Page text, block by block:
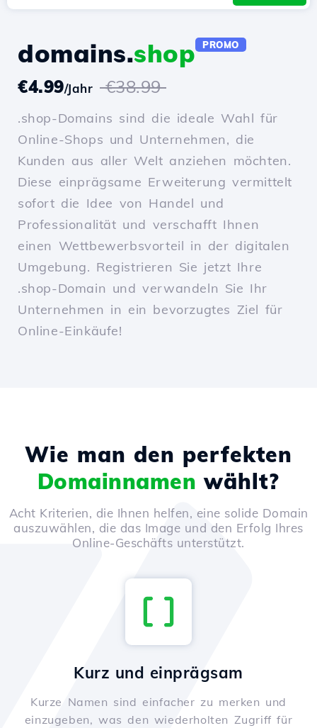
domains.shop PROMO
€4.99/Jahr €38.99
.shop-Domains sind die ideale Wahl für
Online-Shops und Unternehmen, die
Kunden aus aller Welt anziehen möchten.
Diese einprägsame Erweiterung vermittelt
sofort die Idee von Handel und
Professionalität und verschafft Ihnen
einen Wettbewerbsvorteil in der digitalen
Umgebung. Registrieren Sie jetzt Ihre
.shop-Domain und verwandeln Sie Ihr
Unternehmen in ein bevorzugtes Ziel für
Online-Einkäufe!
Wie man den perfekten
Domainnamen wählt?
Acht Kriterien, die Ihnen helfen, eine solide Domain
auszuwählen, die das Image und den Erfolg Ihres
Online-Geschäfts unterstützt.
Kurz und einprägsam
Kurze Namen sind einfacher zu merken und
einzugeben, was den wiederholten Zugriff für